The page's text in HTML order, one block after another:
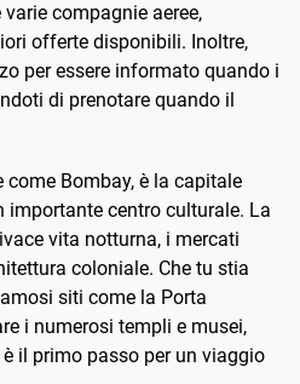
compagnie aeree,
offerte disponibili. Inoltre,
per essere informato quando i
di prenotare quando il
Bombay, è la capitale
importante centro culturale. La
vita notturna, i mercati
coloniale. Che tu stia
siti come la Porta
i numerosi templi e musei,
il primo passo per un viaggio